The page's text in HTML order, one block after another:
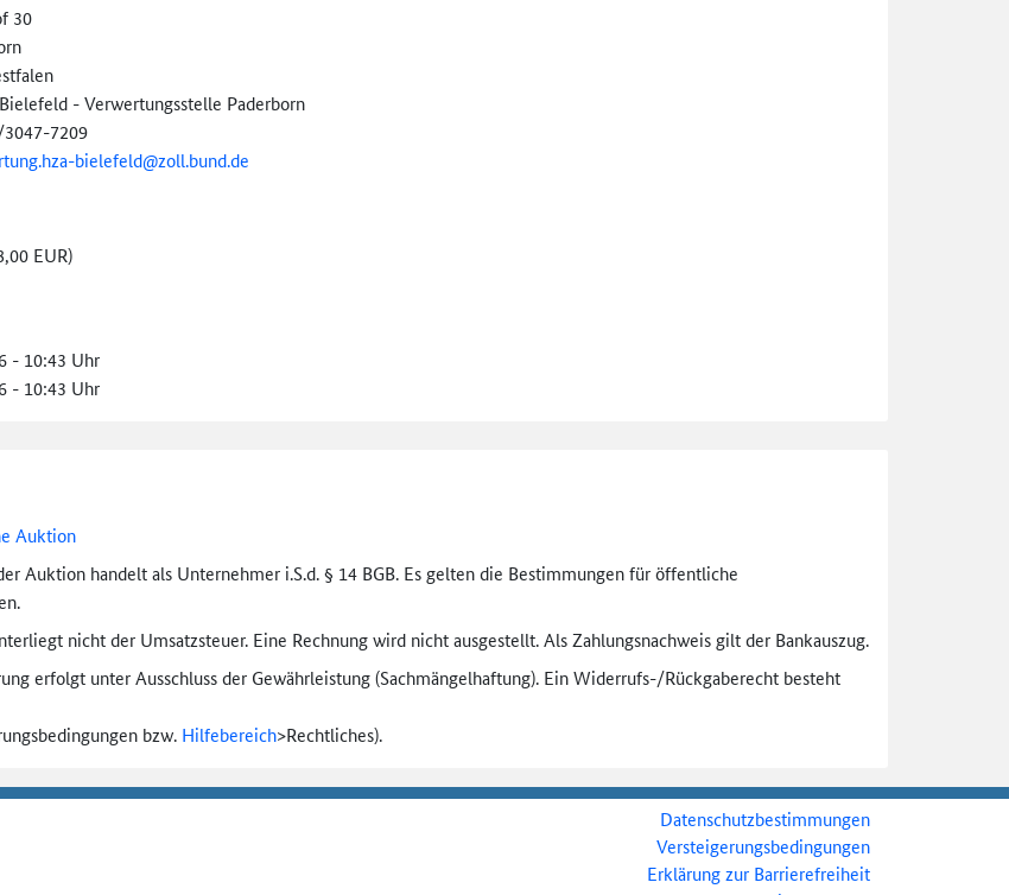
30
- Verwertungsstelle Paderborn
7209
bielefeld@zoll.bund.de
EUR)
- 10:43 Uhr
- 10:43 Uhr
Auktion
Auktion handelt als Unternehmer i.S.d. § 14 BGB. Es gelten die Bestimmungen für öffentliche
nicht der Umsatzsteuer. Eine Rechnung wird nicht ausgestellt. Als Zahlungsnachweis gilt der Bankauszug.
erfolgt unter Ausschluss der Gewährleistung (Sachmängel­haftung). Ein Widerrufs-/Rückgaberecht besteht
bzw. Hilfebereich>Rechtliches).
Datenschutzbestimmungen
Versteigerungsbedingungen
Erklärung zur Barrierefreiheit